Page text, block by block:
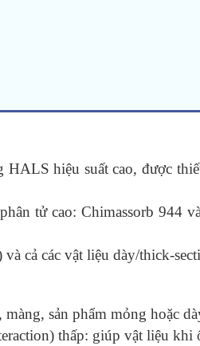
hiệu suất cao, được
tử cao: Chimassorb 944
cả các vật liệu dày/thick-
sản phẩm mỏng hoặc
thấp: giúp vật liệu